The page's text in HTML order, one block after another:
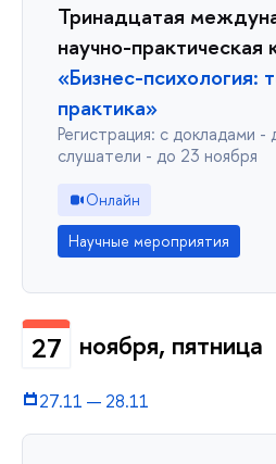
Тринадцатая
научно-
«Бизнес-психология:
практика»
Регистрация: с докладами -
слушатели - до 23 ноября
Онлайн
Научные мероприятия
27 ноября, пятница
27.11 — 28.11